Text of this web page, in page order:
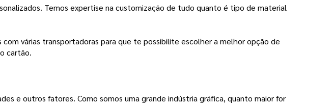
Temos expertise na customização de tudo quanto é tipo de material
várias transportadoras para que te possibilite escolher a melhor opção de
cartão.
e outros fatores. Como somos uma grande indústria gráfica, quanto maior for